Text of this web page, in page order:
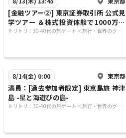
[金融ツアー②] 東京証券取引所 公式見
学ツアー ＆株式投資体験で1000万円
を運用してみよう
トリトリ：30-40代の旅ゲート ＜旅行・世界のグル
8/14(金) 0:00 東京都
満員：[過去参加者限定] 東京島旅 神津
島 -星と海遊びの島-
トリトリ：30-40代の旅ゲート ＜旅行・世界のグル